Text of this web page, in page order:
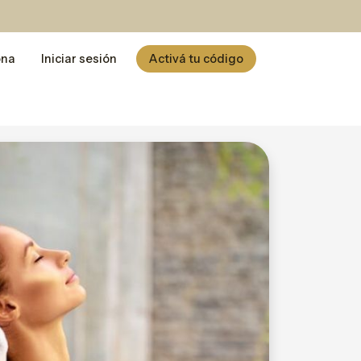
Iniciar sesión Activá tu código